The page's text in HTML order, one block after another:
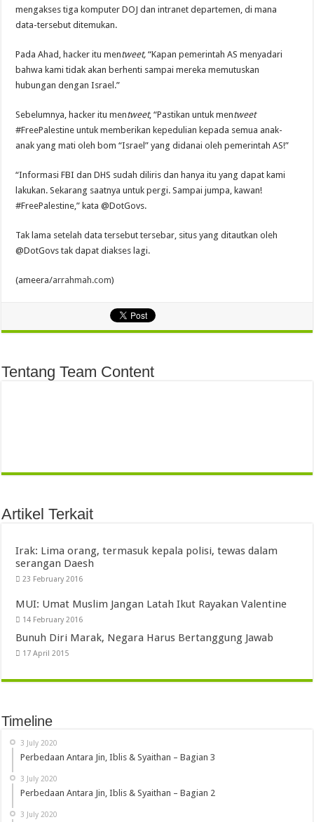
mengakses tiga komputer DOJ dan intranet departemen, di mana
data-tersebut ditemukan.
Pada Ahad, hacker itu mentweet, “Kapan pemerintah AS menyadari
bahwa kami tidak akan berhenti sampai mereka memutuskan
hubungan dengan Israel.”
Sebelumnya, hacker itu mentweet, “Pastikan untuk mentweet
#FreePalestine untuk memberikan kepedulian kepada semua anak-
anak yang mati oleh bom “Israel” yang didanai oleh pemerintah AS!”
“Informasi FBI dan DHS sudah diliris dan hanya itu yang dapat kami
lakukan. Sekarang saatnya untuk pergi. Sampai jumpa, kawan!
#FreePalestine,” kata @DotGovs.
Tak lama setelah data tersebut tersebar, situs yang ditautkan oleh
@DotGovs tak dapat diakses lagi.
(ameera/arrahmah.com)
Tentang Team Content
Artikel Terkait
Irak: Lima orang, termasuk kepala polisi, tewas dalam
serangan Daesh
23 February 2016
MUI: Umat Muslim Jangan Latah Ikut Rayakan Valentine
14 February 2016
Bunuh Diri Marak, Negara Harus Bertanggung Jawab
17 April 2015
Timeline
3 July 2020
Perbedaan Antara Jin, Iblis & Syaithan – Bagian 3
3 July 2020
Perbedaan Antara Jin, Iblis & Syaithan – Bagian 2
3 July 2020